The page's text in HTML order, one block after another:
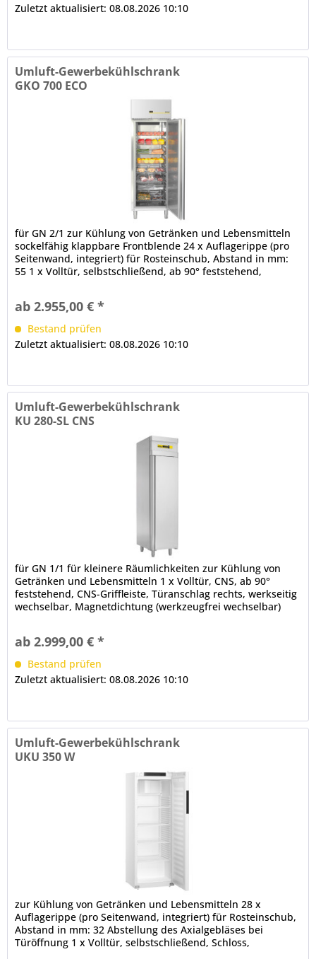
Zuletzt aktualisiert: 08.08.2026 10:10
Umluft-Gewerbekühlschrank
GKO 700 ECO
für GN 2/1 zur Kühlung von Getränken und Lebensmitteln
sockelfähig klappbare Frontblende 24 x Auflagerippe (pro
Seitenwand, integriert) für Rosteinschub, Abstand in mm:
55 1 x Volltür, selbstschließend, ab 90° feststehend,
ab 2.955,00 € *
Bestand prüfen
Zuletzt aktualisiert: 08.08.2026 10:10
Umluft-Gewerbekühlschrank
KU 280-SL CNS
für GN 1/1 für kleinere Räumlichkeiten zur Kühlung von
Getränken und Lebensmitteln 1 x Volltür, CNS, ab 90°
feststehend, CNS-Griffleiste, Türanschlag rechts, werkseitig
wechselbar, Magnetdichtung (werkzeugfrei wechselbar)
ab 2.999,00 € *
Bestand prüfen
Zuletzt aktualisiert: 08.08.2026 10:10
Umluft-Gewerbekühlschrank
UKU 350 W
zur Kühlung von Getränken und Lebensmitteln 28 x
Auflagerippe (pro Seitenwand, integriert) für Rosteinschub,
Abstand in mm: 32 Abstellung des Axialgebläses bei
Türöffnung 1 x Volltür, selbstschließend, Schloss,